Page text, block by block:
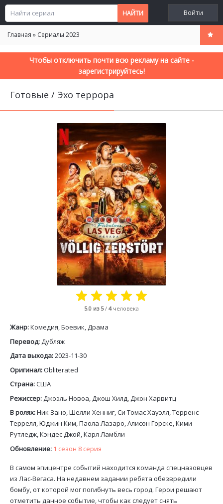
Войти
Главная » Сериалы 2023
Чтобы отключить почти всю рекламу на сайте -
зарегистрируйтесь!
Готовые / Эхо террора
5.0 из 5/ 4 человека
Жанр:Комедия, Боевик, Драма
Перевод: Дубляж
Дата выхода:2023-11-30
Оригинал:Obliterated
Страна:США
Режиссер: Джоэль Новоа, Джош Хилд, Джон Харвитц
В ролях:Ник Зано, Шелли Хенниг, Си Томас Хауэлл, Терренс
Террелл, Юджин Ким, Паола Лазаро, Алисон Горске, Кими
Рутледж, Кэндес Джой, Карл Ламбли
Обновление: 1 сезон 8 серия
В самом эпицентре событий находится команда спецназовцев
из Лас-Вегаса. На недавнем задании ребята обезвредили
бомбу, от которой мог погибнуть весь город. Герои решают
отметить данное событие, чтобы как следует снять